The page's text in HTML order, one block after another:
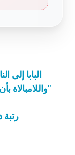
البابا إلى
واللامبالاة بأن يحولانكم إلى حجارة مائتة ومميتة"